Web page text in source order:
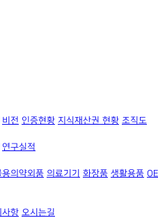
비전 인증현황 지식재산권 현황 조직도
연구실적
용의약외품 의료기기 화장품 생활용품
사항 오시는길